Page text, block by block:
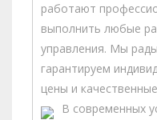
работают
выполнить любые
управления. Мы
гарантируем
цены и качественные
В современных